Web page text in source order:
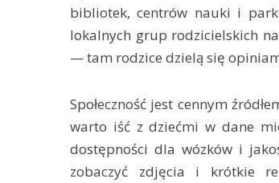
bibliotek, centrów nauki i
lokalnych grup rodzicielskich
— tam rodzice dzielą się
Społeczność jest cennym
warto iść z dziećmi w dane
dostępności dla wózków i
zobaczyć zdjęcia i krótkie